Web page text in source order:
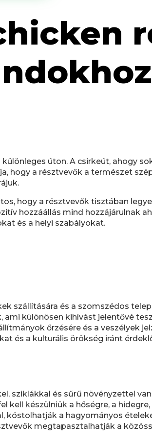
úton. A csirkeút, ahogy
hogy a résztvevők a természet
hogy a résztvevők tisztában
hozzáállás mind hozzájárulnak
és a helyi szabályokat.
szállítására és a szomszédos
különösen kihívást jelentővé
őrzésére és a veszélyek
és a kulturális örökség iránt
sziklákkal és sűrű növényzettel
készülniük a hőségre, a hidegre,
kóstolhatják a hagyományos
megtapasztalhatják a